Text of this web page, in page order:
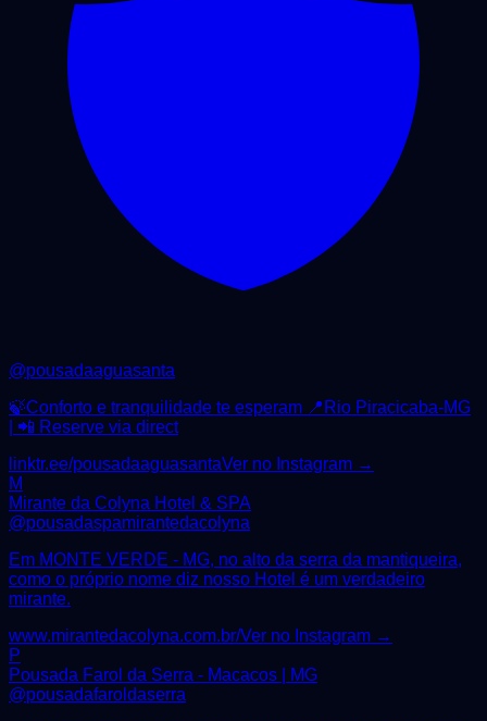
@pousadaaguasanta
🍃Conforto e tranquilidade te esperam 📍Rio Piracicaba-MG
| 📲 Reserve via direct
linktr.ee/pousadaaguasantaVer no Instagram →
M
Mirante da Colyna Hotel & SPA
@pousadaspamirantedacolyna
Em MONTE VERDE - MG, no alto da serra da mantiqueira,
como o próprio nome diz nosso Hotel é um verdadeiro
mirante.
www.mirantedacolyna.com.br/Ver no Instagram →
P
Pousada Farol da Serra - Macacos | MG
@pousadafaroldaserra